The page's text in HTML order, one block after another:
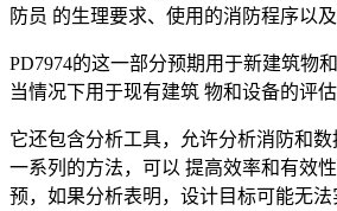
防员 的生理要求、使用的消防程序以
PD7974的这一部分预期用于新建筑物
当情况下用于现有建筑 物和设备的评估
它还包含分析工具，允许分析消防和
一系列的方法，可以 提高效率和有效
预，如果分析表明，设计目标可能无法